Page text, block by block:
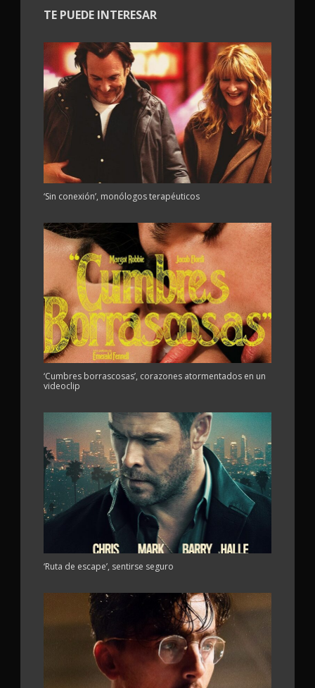
TE PUEDE INTERESAR
‘Sin conexión’, monólogos terapéuticos
‘Cumbres borrascosas’, corazones atormentados en un
videoclip
‘Ruta de escape’, sentirse seguro